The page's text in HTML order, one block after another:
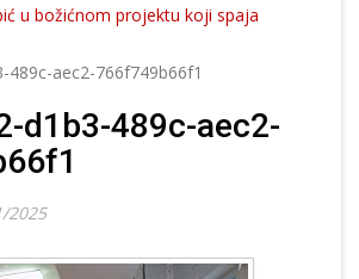
u božićnom projektu koji spaja
489c-aec2-766f749b66f1
d1b3-489c-aec2-
2025